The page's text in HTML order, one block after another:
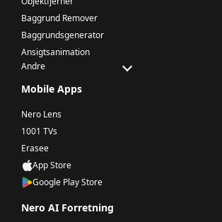
Baggrund Remover
Baggrundsgenerator
Ansigtsanimation
Andre
Mobile Apps
Nero Lens
1001 TVs
Erasee
App Store
Google Play Store
Nero AI Forretning